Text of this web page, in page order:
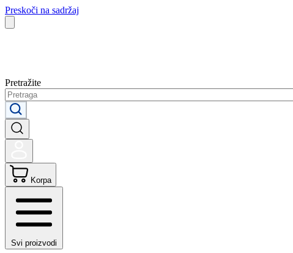
Preskoči na sadržaj
Pretražite
Korpa
Svi proizvodi